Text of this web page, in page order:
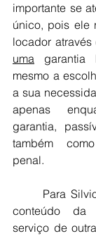
importante se
único, pois ele
uma garantia
mesmo a
a sua
apenas
garantia,
também
penal.
conteúdo da
serviço de